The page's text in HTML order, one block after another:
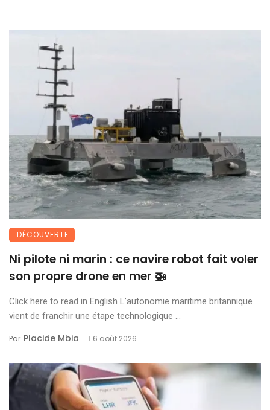
DÉCOUVERTE
Ni pilote ni marin : ce navire robot fait voler
son propre drone en mer 🚁
Click here to read in English L’autonomie maritime britannique
vient de franchir une étape technologique ...
Par Placide Mbia 6 août 2026